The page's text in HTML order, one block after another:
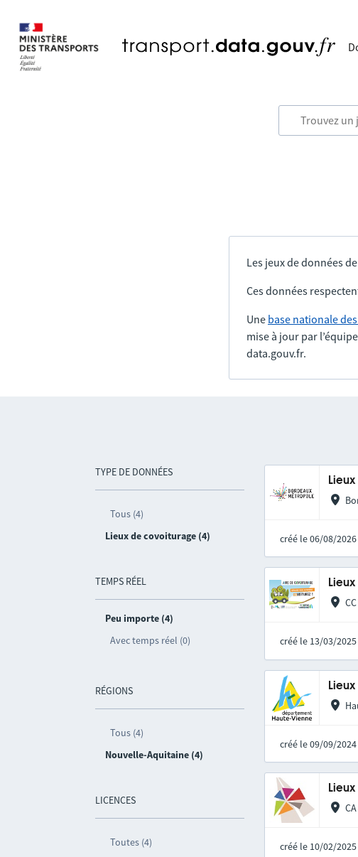
Les jeux de données
Ces données
Une base nationale
mise à jour par
data.gouv.fr.
TYPE DE DONNÉES
Tous (4)
Lieux de covoiturage (4)
TEMPS RÉEL
Peu importe (4)
Avec temps réel (0)
RÉGIONS
Tous (4)
Nouvelle-Aquitaine (4)
LICENCES
Toutes (4)
créé le 06/08/2026
créé le 13/03/2025
créé le 09/09/2024
créé le 10/02/2025